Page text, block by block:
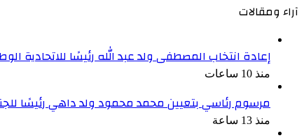
آراء ومقالات
إعادة انتخاب المصطفى ولد عبد الله رئيسًا للاتحادية
منذ 10 ساعات
مرسوم رئاسي بتعيين محمد محمود ولد داهي رئيسًا
منذ 13 ساعة